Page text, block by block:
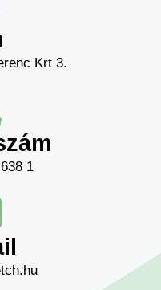
Krt 3.
1